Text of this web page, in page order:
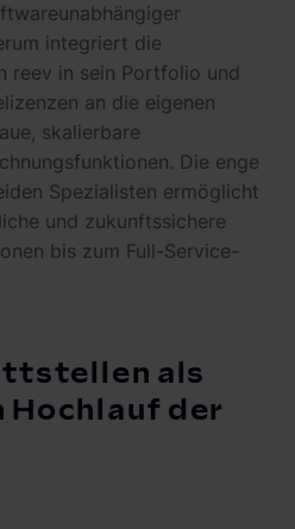
integriert die
reev in sein Portfolio und
an die eigenen
skalierbare
Die enge
Spezialisten ermöglicht
und zukunftssichere
bis zum Full-Service-
als
Hochlauf der